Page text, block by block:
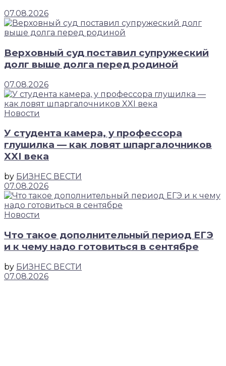
07.08.2026
Верховный суд поставил супружеский
долг выше долга перед родиной
07.08.2026
Новости
У студента камера, у профессора
глушилка — как ловят шпаргалочников
XXI века
by БИЗНЕС ВЕСТИ
07.08.2026
Новости
Что такое дополнительный период ЕГЭ
и к чему надо готовиться в сентябре
by БИЗНЕС ВЕСТИ
07.08.2026